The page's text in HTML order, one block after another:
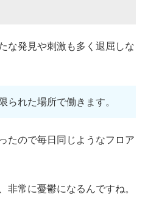
な発見や刺激も多く退屈しな
られた場所で働きます。
たので毎日同じようなフロア
常に憂鬱になるんですね。